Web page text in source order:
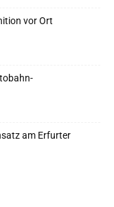
vor Ort
am Erfurter